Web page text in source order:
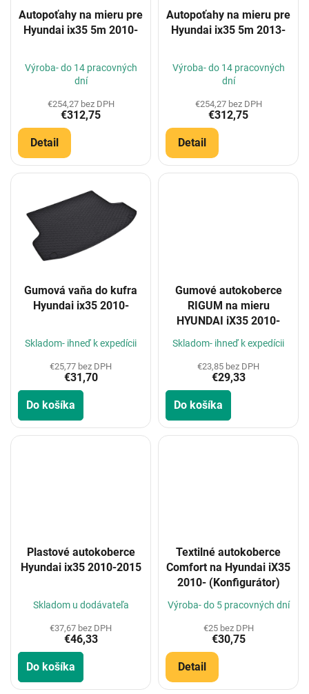
Autopoťahy na mieru pre
Hyundai ix35 5m 2010-
Výroba- do 14 pracovných
dní
€254,27 bez DPH
€312,75
Detail
Autopoťahy na mieru pre
Hyundai ix35 5m 2013-
Výroba- do 14 pracovných
dní
€254,27 bez DPH
€312,75
Detail
Gumová vaňa do kufra
Hyundai ix35 2010-
Skladom- ihneď k expedícii
€25,77 bez DPH
€31,70
Do košíka
Gumové autokoberce
RIGUM na mieru
HYUNDAI iX35 2010-
Skladom- ihneď k expedícii
€23,85 bez DPH
€29,33
Do košíka
Plastové autokoberce
Hyundai ix35 2010-2015
Skladom u dodávateľa
€37,67 bez DPH
€46,33
Do košíka
Textilné autokoberce
Comfort na Hyundai iX35
2010- (Konfigurátor)
Výroba- do 5 pracovných dní
€25 bez DPH
€30,75
Detail